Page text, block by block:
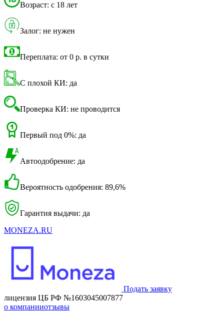
Возраст: с 18 лет
Залог: не нужен
Переплата: от 0 р. в сутки
С плохой КИ: да
Проверка КИ: не проводится
Первый под 0%: да
Автоодобрение: да
Вероятность одобрения: 89,6%
Гарантия выдачи: да
MONEZA.RU
Подать заявку
лицензия ЦБ РФ №1603045007877
о компанииотзывы